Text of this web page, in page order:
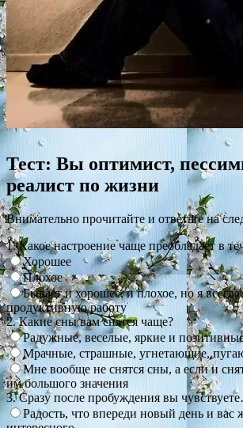
Тест: Вы оптимист,
реалист по жизни
Внимательно прочитайте и ответьте на
1. Какое настроение чаще преобладает в
Хорошее
Плохое
Бывает и хорошее, и плохое, но я всегда
продуктивную работу
2. Какие сны вам снятся чаще?
Радужные, веселые, яркие и
Мрачные, страшные, угнетающие,
Мне вообще не снятся сны, а если и
им большого значения
3. Сразу после пробуждения вы
Радость, что впереди новый день и вас